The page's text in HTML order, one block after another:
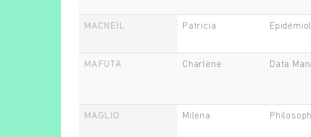
MACNEIL Patricia
MAFUTA Charlène Data
MAGLIO Milena